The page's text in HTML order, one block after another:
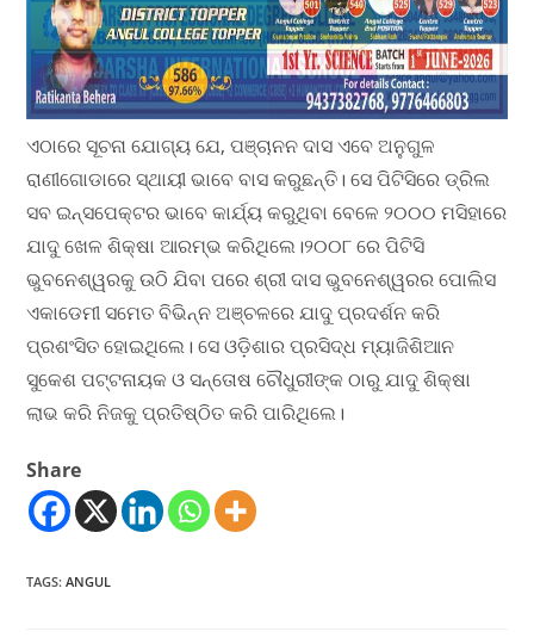
ଏଠାରେ ସୂଚନା ଯୋଗ୍ୟ ଯେ, ପଞ୍ଚାନନ ଦାସ ଏବେ ଅନୁଗୁଳ
ରାଣୀଗୋଡାରେ ସ୍ଥାୟୀ ଭାବେ ବାସ କରୁଛନ୍ତି। ସେ ପିଟିସିରେ ଡ୍ରିଲ
ସବ ଇନ୍ସପେକ୍ଟର ଭାବେ କାର୍ଯ୍ୟ କରୁଥିବା ବେଳେ ୨୦୦୦ ମସିହାରେ
ଯାଦୁ ଖେଳ ଶିକ୍ଷା ଆରମ୍ଭ କରିଥିଲେ।୨୦୦୮ ରେ ପିଟିସି
ଭୁବନେଶ୍ୱରକୁ ଉଠି ଯିବା ପରେ ଶ୍ରୀ ଦାସ ଭୁବନେଶ୍ୱରର ପୋଲିସ
ଏକାଡେମୀ ସମେତ ବିଭିନ୍ନ ଅଞ୍ଚଳରେ ଯାଦୁ ପ୍ରଦର୍ଶନ କରି
ପ୍ରଶଂସିତ ହୋଇଥିଲେ। ସେ ଓଡ଼ିଶାର ପ୍ରସିଦ୍ଧ ମ୍ୟାଜିଶିଆନ
ସୁକେଶ ପଟ୍ଟନାୟକ ଓ ସନ୍ତୋଷ ଚୌଧୁରୀଙ୍କ ଠାରୁ ଯାଦୁ ଶିକ୍ଷା
ଲାଭ କରି ନିଜକୁ ପ୍ରତିଷ୍ଠିତ କରି ପାରିଥିଲେ।
Share
TAGS:ANGUL